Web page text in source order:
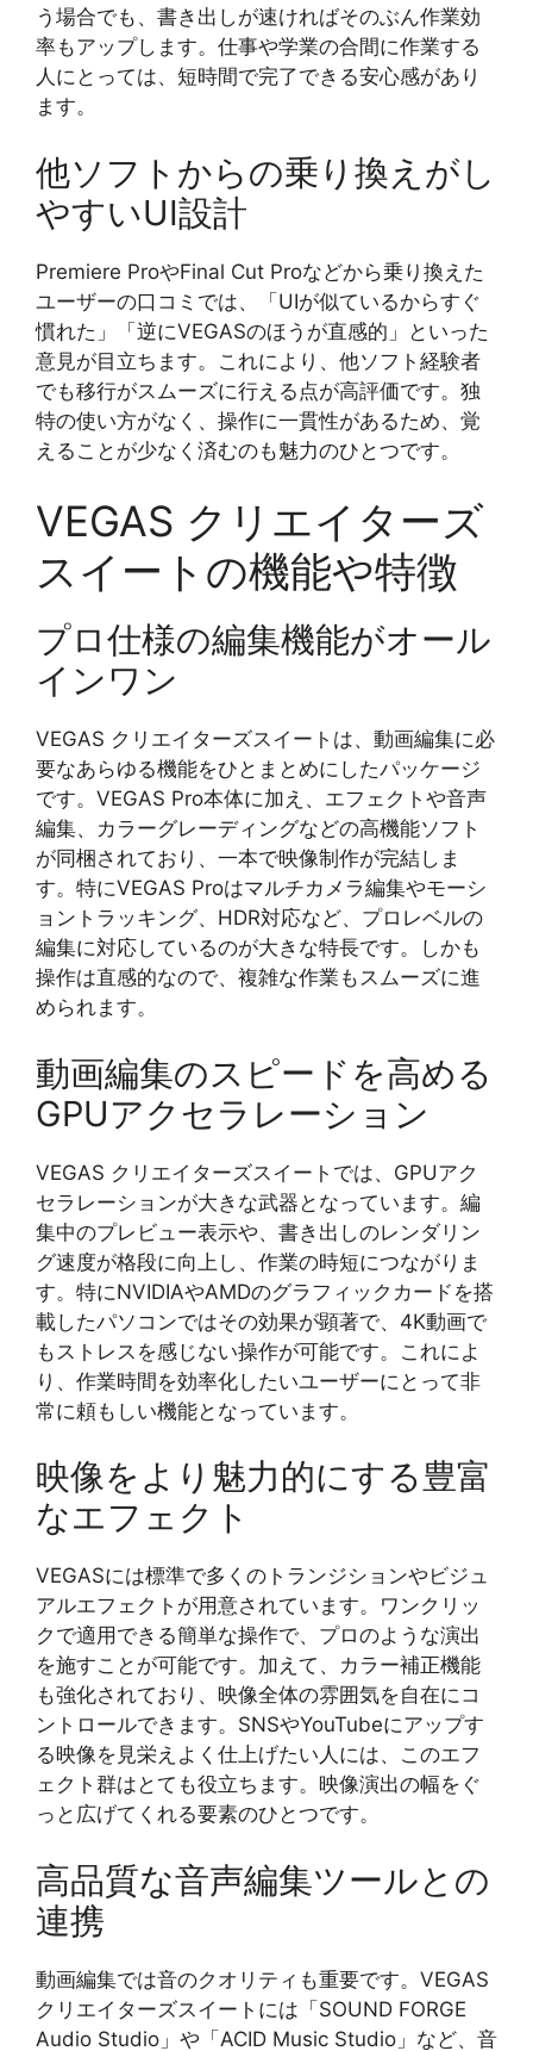
う場合でも、書き出しが速ければそのぶん作業効
率もアップします。仕事や学業の合間に作業する
人にとっては、短時間で完了できる安心感があり
ます。
他ソフトからの乗り換えがし
やすいUI設計
Premiere ProやFinal Cut Proなどから乗り換えた
ユーザーの口コミでは、「UIが似ているからすぐ
慣れた」「逆にVEGASのほうが直感的」といった
意見が目立ちます。これにより、他ソフト経験者
でも移行がスムーズに行える点が高評価です。独
特の使い方がなく、操作に一貫性があるため、覚
えることが少なく済むのも魅力のひとつです。
VEGAS クリエイターズ
スイートの機能や特徴
プロ仕様の編集機能がオール
インワン
VEGAS クリエイターズスイートは、動画編集に必
要なあらゆる機能をひとまとめにしたパッケージ
です。VEGAS Pro本体に加え、エフェクトや音声
編集、カラーグレーディングなどの高機能ソフト
が同梱されており、一本で映像制作が完結しま
す。特にVEGAS Proはマルチカメラ編集やモーシ
ョントラッキング、HDR対応など、プロレベルの
編集に対応しているのが大きな特長です。しかも
操作は直感的なので、複雑な作業もスムーズに進
められます。
動画編集のスピードを高める
GPUアクセラレーション
VEGAS クリエイターズスイートでは、GPUアク
セラレーションが大きな武器となっています。編
集中のプレビュー表示や、書き出しのレンダリン
グ速度が格段に向上し、作業の時短につながりま
す。特にNVIDIAやAMDのグラフィックカードを搭
載したパソコンではその効果が顕著で、4K動画で
もストレスを感じない操作が可能です。これによ
り、作業時間を効率化したいユーザーにとって非
常に頼もしい機能となっています。
映像をより魅力的にする豊富
なエフェクト
VEGASには標準で多くのトランジションやビジュ
アルエフェクトが用意されています。ワンクリッ
クで適用できる簡単な操作で、プロのような演出
を施すことが可能です。加えて、カラー補正機能
も強化されており、映像全体の雰囲気を自在にコ
ントロールできます。SNSやYouTubeにアップす
る映像を見栄えよく仕上げたい人には、このエフ
ェクト群はとても役立ちます。映像演出の幅をぐ
っと広げてくれる要素のひとつです。
高品質な音声編集ツールとの
連携
動画編集では音のクオリティも重要です。VEGAS
クリエイターズスイートには「SOUND FORGE
Audio Studio」や「ACID Music Studio」など、音